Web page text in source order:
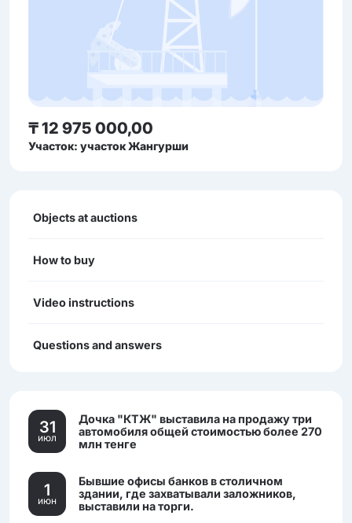
₸ 12 975 000,00
Участок: участок Жангурши
Objects at auctions
How to buy
Video instructions
Questions and answers
31
июл
Дочка "КТЖ" выставила на продажу три
автомобиля общей стоимостью более 270
млн тенге
1
июн
Бывшие офисы банков в столичном
здании, где захватывали заложников,
выставили на торги.